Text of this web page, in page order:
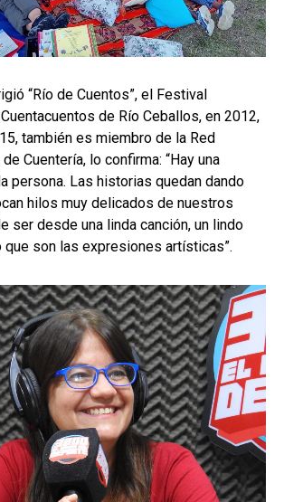
“Río de Cuentos”, el Festival
de Río Ceballos, en 2012,
también es miembro de la Red
Cuentería, lo confirma: “Hay una
persona. Las historias quedan dando
hilos muy delicados de nuestros
ser desde una linda canción, un lindo
que son las expresiones artísticas”.